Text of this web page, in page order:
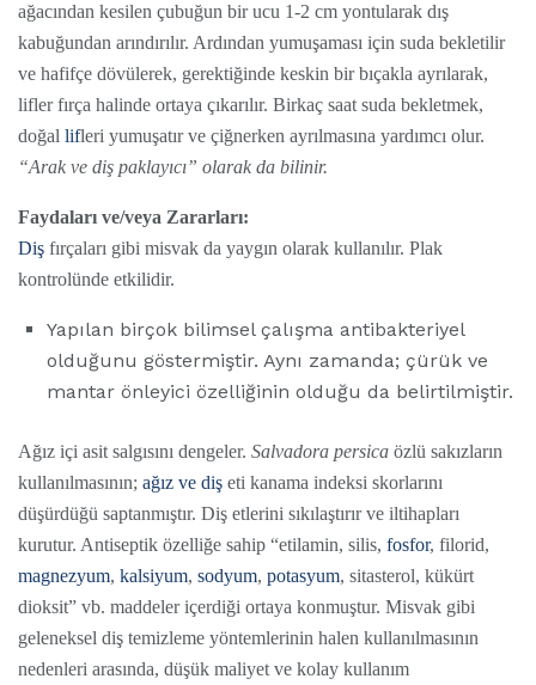
ağacından kesilen çubuğun bir ucu 1-2 cm yontularak dış
kabuğundan arındırılır. Ardından yumuşaması için suda bekletilir
ve hafifçe dövülerek, gerektiğinde keskin bir bıçakla ayrılarak,
lifler fırça halinde ortaya çıkarılır. Birkaç saat suda bekletmek,
doğal lifleri yumuşatır ve çiğnerken ayrılmasına yardımcı olur.
“Arak ve diş paklayıcı” olarak da bilinir.
Faydaları ve/veya Zararları:
Diş fırçaları gibi misvak da yaygın olarak kullanılır. Plak
kontrolünde etkilidir.
Yapılan birçok bilimsel çalışma antibakteriyel
olduğunu göstermiştir. Aynı zamanda; çürük ve
mantar önleyici özelliğinin olduğu da belirtilmiştir.
Ağız içi asit salgısını dengeler. Salvadora persica özlü sakızların
kullanılmasının; ağız ve diş eti kanama indeksi skorlarını
düşürdüğü saptanmıştır. Diş etlerini sıkılaştırır ve iltihapları
kurutur. Antiseptik özelliğe sahip “etilamin, silis, fosfor, filorid,
magnezyum, kalsiyum, sodyum, potasyum, sitasterol, kükürt
dioksit” vb. maddeler içerdiği ortaya konmuştur. Misvak gibi
geleneksel diş temizleme yöntemlerinin halen kullanılmasının
nedenleri arasında, düşük maliyet ve kolay kullanım